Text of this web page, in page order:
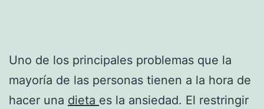
Uno de los principales problemas que la
mayoría de las personas tienen a la hora de
hacer una dieta es la ansiedad. El restringir